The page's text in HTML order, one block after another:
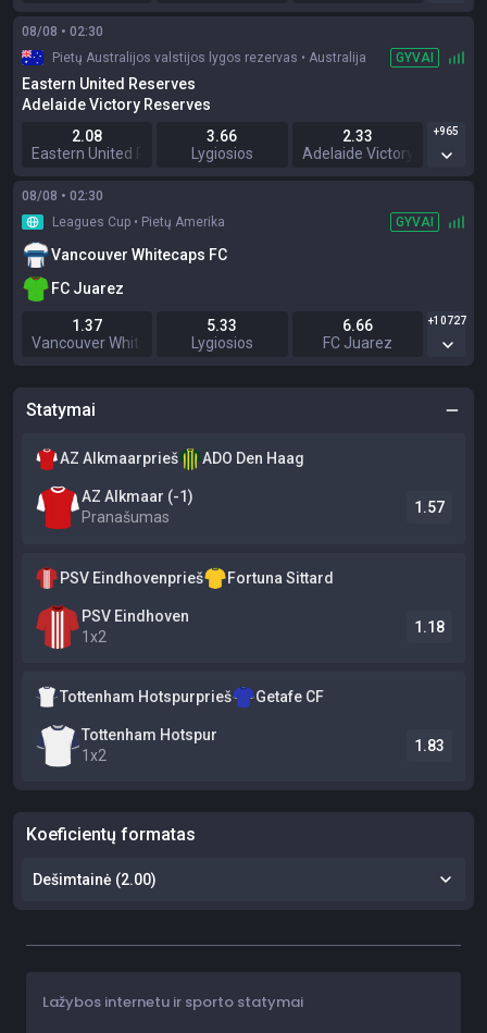
Lažybos internetu ir sporto statymai